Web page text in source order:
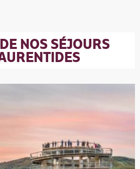
NOS SÉJOURS